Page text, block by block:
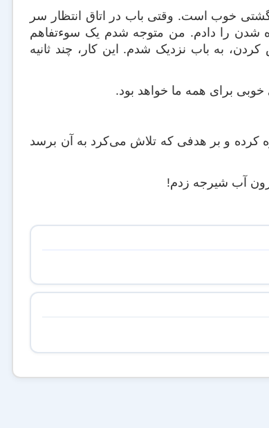
یک قانون سرانگشتی خوب است. وقتی باب در اتاق انتظار سر
شدن را دادم. من متوجه شدم یک سوء‌تفاهم
به باب نزدیک شدم. این کار، چند ثانیه
برای همه ما خواهد بود.
کرده و بر هدفی که تلاش می‌کرد به آن برسد